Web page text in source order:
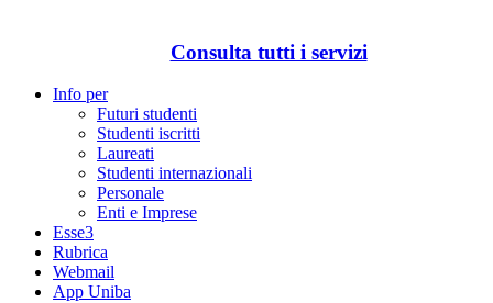
Consulta tutti i servizi
Info per
Futuri studenti
Studenti iscritti
Laureati
Studenti internazionali
Personale
Enti e Imprese
Esse3
Rubrica
Webmail
App Uniba